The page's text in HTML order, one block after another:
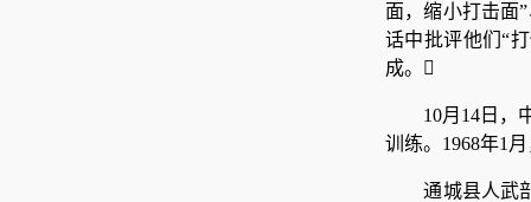
面，缩小打击面
话中批评他们“
成。
10月14日，
训练。1968年1
通城县人武